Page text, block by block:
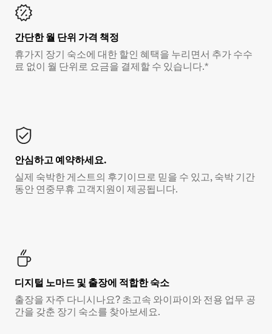
간단한 월 단위 가격 책정
휴가지 장기 숙소에 대한 할인 혜택을 누리면서 추가 수수
료 없이 월 단위로 요금을 결제할 수 있습니다.*
안심하고 예약하세요.
실제 숙박한 게스트의 후기이므로 믿을 수 있고, 숙박 기간
동안 연중무휴 고객지원이 제공됩니다.
디지털 노마드 및 출장에 적합한 숙소
출장을 자주 다니시나요? 초고속 와이파이와 전용 업무 공
간을 갖춘 장기 숙소를 찾아보세요.